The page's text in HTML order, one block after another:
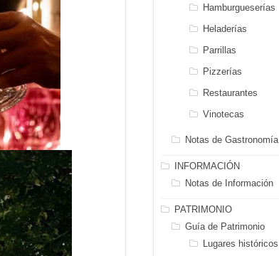
Hamburgueserías
Heladerías
Parrillas
Pizzerías
Restaurantes
Vinotecas
Notas de Gastronomía
INFORMACIÓN
Notas de Información
PATRIMONIO
Guía de Patrimonio
Lugares históricos